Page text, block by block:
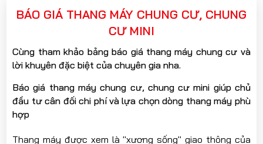
BÁO GIÁ THANG MÁY CHUNG CƯ, CHUNG
CƯ MINI
Cùng tham khảo bảng báo giá thang máy chung cư và
lời khuyên đặc biệt của chuyên gia nha.
Báo giá thang máy chung cư, chung cư mini giúp chủ
đầu tư cân đối chi phí và lựa chọn dòng thang máy phù
hợp
Thang máy được xem là "xương sống" giao thông của